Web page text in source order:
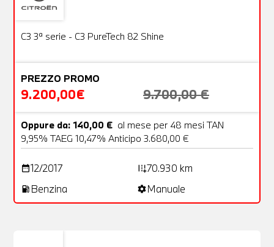
OFFERTA
Usato
C3 3ª serie - C3 PureTech 82 Shine
PREZZO PROMO
9.200,00€ 9.700,00 €
Oppure da: 140,00 € al mese per 48 mesi TAN
9,95% TAEG 10,47% Anticipo 3.680,00 €
date_range12/2017 add_road70.930 km
local_gas_station Benzina settingsManuale